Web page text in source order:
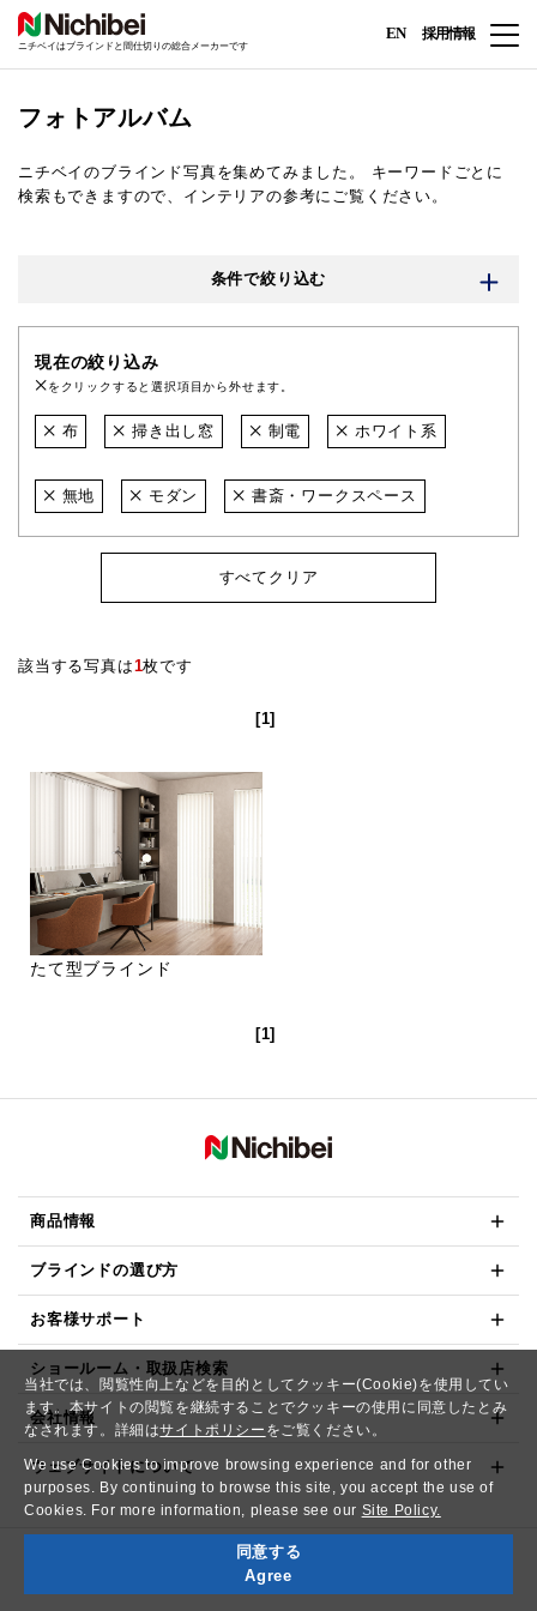
当社では、閲覧性向上などを目的としてクッキー(Cookie)を使用してい
ます。本サイトの閲覧を継続することでクッキーの使用に同意したとみ
なされます。詳細はサイトポリシー をご覧ください。
We use Cookies to improve browsing experience and for other
purposes. By continuing to browse this site, you accept the use of
Cookies. For more information, please see our Site Policy.
同意する
Agree
ニチベイはブラインドと間仕切りの総合メーカーです
EN 採用情報
フォトアルバム
ニチベイのブラインド写真を集めてみました。
キーワードごとに
検索もできますので、インテリアの参考にご覧ください。
条件で絞り込む
現在の絞り込み
をクリックすると選択項目から外せます。
布 掃き出し窓 制電 ホワイト系
無地 モダン 書斎・ワークスペース
すべてクリア
該当する写真は1枚です
[1]
たて型ブラインド
[1]
商品情報
ブラインドの選び方
お客様サポート
ショールーム・取扱店検索
会社情報
ウェブサイトについて
Copyright© NICHIBEI CO.,LTD. All Rights Reserved.